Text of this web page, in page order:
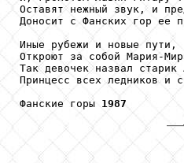
Оставят нежный звук, и
Доносит с Фанских гор ее
Иные рубежи и новые пути,
Откроют за собой Мария-
Так девочек назвал
Принцесс всех ледников и
Фанские горы 1987